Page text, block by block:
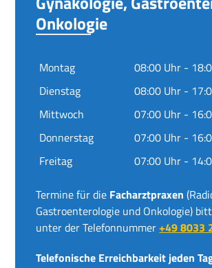
Onkologie
Montag
08:00 Uhr -
Dienstag
08:00 Uhr -
Mittwoch
07:00 Uhr -
Donnerstag
07:00 Uhr -
Freitag
07:00 Uhr -
Termine für die Facharztpraxen
Gastroenterologie und Onkologie)
unter der Telefonnummer+49 8033
Telefonische Erreichbarkeit jeden